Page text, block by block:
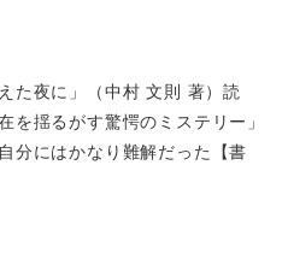
た夜に」（中村 文則 著）読
を揺るがす驚愕のミステリー」
分にはかなり難解だった【書